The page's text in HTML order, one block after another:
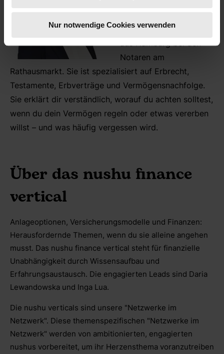
Nur notwendige Cookies verwenden
- Sarah Nietner, Notarin
aus Hamburg bei den
Notaren am
Rathausmarkt. Sie ist spezialisiert auf Erbrecht,
Testamente, Erbverträge und Vermögensnachfolge.
Sie erklärt dir verständlich, worauf du achten solltest,
wenn du dein Vermögen regeln oder etwas vererben
willst – und was häufig vergessen wird.
Über das nushu finance
vertical
Anlageoptionen, Versicherungsmodelle und Finanzen:
Herausfordernde Themen, wenn du sie alleine angehen
musst. Das nushu finance vertical steht für finanzielle
Unabhängigkeit durch Wissensaufbau und
Erfahrungsaustausch. Die engagierten Leads sind Daria
Lewandowska und Inga Lua.
Die nushu verticals sind unsere "Netzwerke im
Netzwerk". Diese themenspezifischen "Netzwerke im
Netzwerk" werden von ambitionierten, engagierten
nushus vorbereitet, um ihr Herzensthema voranzutreiben